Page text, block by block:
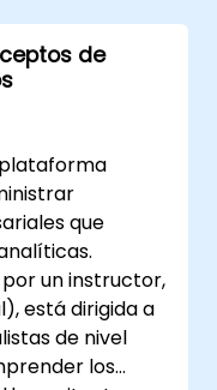
de
que
un instructor,
está dirigida a
de nivel
los